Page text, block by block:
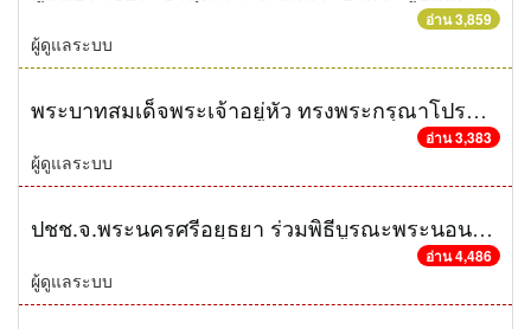
อ่าน 3,859
ผู้ดูแลระบบ
พระบาทสมเด็จพระเจ้าอยู่หัว ทรงพระกรุณาโปรดเกล้าฯ ให้ ประธานสภาวัฒนธรรมจังหวัดพระนครศรีอยุธยา ถวายผ้าพระกฐินพระราชทาน แด่พระสงฆ์จำพรรษากาลถ้วนไตรมาส ประจำปี 2558 ณ วัดอโยธยา
อ่าน 3,383
ผู้ดูแลระบบ
ปชช.จ.พระนครศรีอยุธยา ร่วมพิธีบูรณะพระนอนโบราณสถานอายุเก่าแก่กว่า 600 ปี
อ่าน 4,486
ผู้ดูแลระบบ